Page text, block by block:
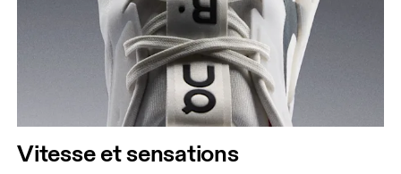
Vitesse et sensations